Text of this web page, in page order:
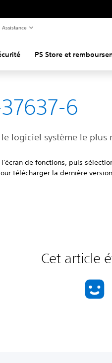
Assistance
PS Store et
6
logiciel système le plus
l'écran de fonctions, puis
télécharger la dernière
Cet article